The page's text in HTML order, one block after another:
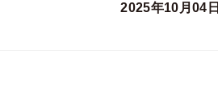
2025年10月04日